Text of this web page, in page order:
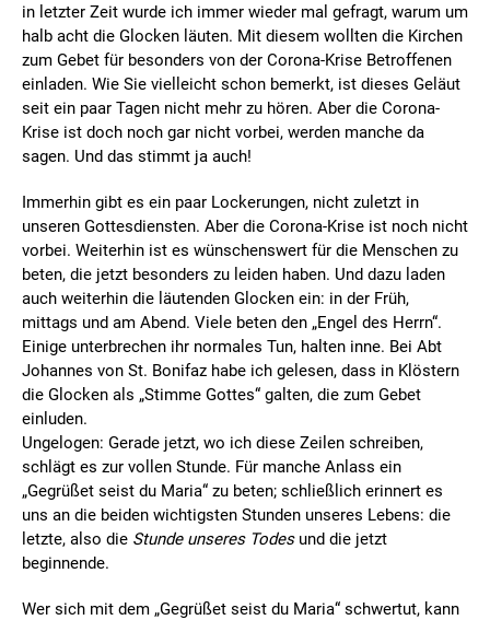
in letzter Zeit wurde ich immer wieder mal gefragt, warum um
halb acht die Glocken läuten. Mit diesem wollten die Kirchen
zum Gebet für besonders von der Corona-Krise Betroffenen
einladen. Wie Sie vielleicht schon bemerkt, ist dieses Geläut
seit ein paar Tagen nicht mehr zu hören. Aber die Corona-
Krise ist doch noch gar nicht vorbei, werden manche da
sagen. Und das stimmt ja auch!
Immerhin gibt es ein paar Lockerungen, nicht zuletzt in
unseren Gottesdiensten. Aber die Corona-Krise ist noch nicht
vorbei. Weiterhin ist es wünschenswert für die Menschen zu
beten, die jetzt besonders zu leiden haben. Und dazu laden
auch weiterhin die läutenden Glocken ein: in der Früh,
mittags und am Abend. Viele beten den „Engel des Herrn“.
Einige unterbrechen ihr normales Tun, halten inne. Bei Abt
Johannes von St. Bonifaz habe ich gelesen, dass in Klöstern
die Glocken als „Stimme Gottes“ galten, die zum Gebet
einluden.
Ungelogen: Gerade jetzt, wo ich diese Zeilen schreiben,
schlägt es zur vollen Stunde. Für manche Anlass ein
„Gegrüßet seist du Maria“ zu beten; schließlich erinnert es
uns an die beiden wichtigsten Stunden unseres Lebens: die
letzte, also die Stunde unseres Todes und die jetzt
beginnende.
Wer sich mit dem „Gegrüßet seist du Maria“ schwertut, kann